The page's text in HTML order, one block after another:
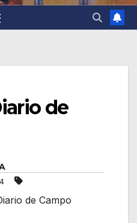
de
de Campo